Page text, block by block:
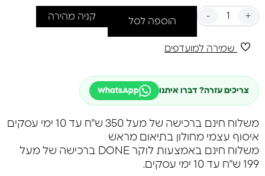
- +
הוספה לסל קניה מהירה
שמירה למועדפים
צריכים עזרה? דברו איתנו WhatsApp
משלוח חינם ברכישה של מעל 350 ש"ח עד 10 ימי עסקים
איסוף עצמי מחולון בתיאום מראש
משלוח חינם באמצעות לוקר DONE ברכישה של מעל
199 ש"ח עד 10 ימי עסקים.